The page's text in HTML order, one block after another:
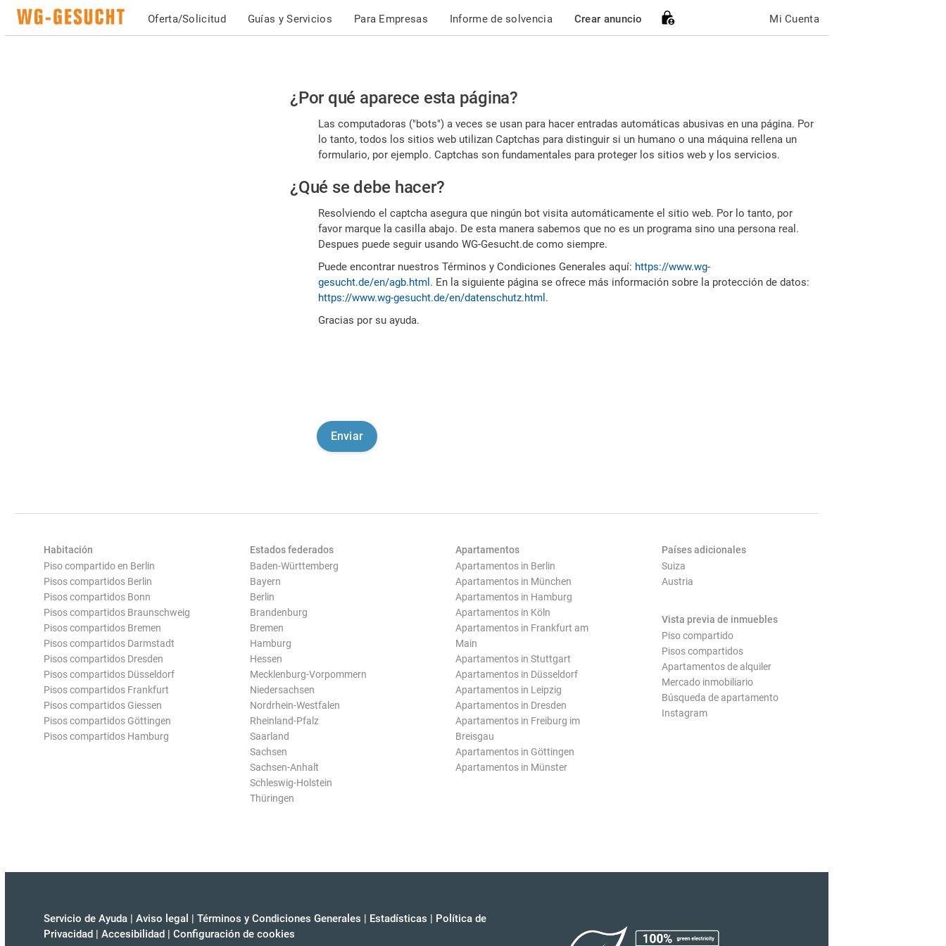
Oferta/Solicitud Guías y Servicios Para Empresas Informe de solvencia Crear anuncio Mi Cuenta
Por
favor,
confirme
es
humano
¿Por qué aparece esta página?
Las computadoras ("bots") a veces se usan para hacer entradas automáticas abusivas en una página. Por
lo tanto, todos los sitios web utilizan Captchas para distinguir si un humano o una máquina rellena un
formulario, por ejemplo. Captchas son fundamentales para proteger los sitios web y los servicios.
¿Qué se debe hacer?
Resolviendo el captcha asegura que ningún bot visita automáticamente el sitio web. Por lo tanto, por
favor marque la casilla abajo. De esta manera sabemos que no es un programa sino una persona real.
Despues puede seguir usando WG-Gesucht.de como siempre.
Puede encontrar nuestros Términos y Condiciones Generales aquí: https://www.wg-
gesucht.de/en/agb.html . En la siguiente página se ofrece más información sobre la protección de datos:
https://www.wg-gesucht.de/en/datenschutz.html .
Gracias por su ayuda.
Habitación
Piso compartido en Berlin
Pisos compartidos Berlin
Pisos compartidos Bonn
Pisos compartidos Braunschweig
Pisos compartidos Bremen
Pisos compartidos Darmstadt
Pisos compartidos Dresden
Pisos compartidos Düsseldorf
Pisos compartidos Frankfurt
Pisos compartidos Giessen
Pisos compartidos Göttingen
Pisos compartidos Hamburg
Estados federados
Baden-Württemberg
Bayern
Berlin
Brandenburg
Bremen
Hamburg
Hessen
Mecklenburg-Vorpommern
Niedersachsen
Nordrhein-Westfalen
Rheinland-Pfalz
Saarland
Sachsen
Sachsen-Anhalt
Schleswig-Holstein
Thüringen
Apartamentos
Apartamentos in Berlin
Apartamentos in München
Apartamentos in Hamburg
Apartamentos in Köln
Apartamentos in Frankfurt am
Main
Apartamentos in Stuttgart
Apartamentos in Düsseldorf
Apartamentos in Leipzig
Apartamentos in Dresden
Apartamentos in Freiburg im
Breisgau
Apartamentos in Göttingen
Apartamentos in Münster
Países adicionales
Suiza
Austria
Vista previa de inmuebles
Piso compartido
Pisos compartidos
Apartamentos de alquiler
Mercado inmobiliario
Búsqueda de apartamento
Instagram
Servicio de Ayuda | Aviso legal | Términos y Condiciones Generales | Estadísticas | Política de
Privacidad | Accesibilidad | Configuración de cookies